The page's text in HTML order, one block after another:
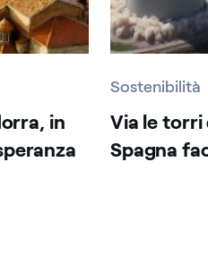
in
Sostenibilità
Via le torri
Spagna